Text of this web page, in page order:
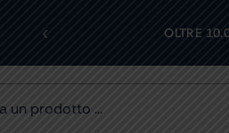
‹ OLTRE